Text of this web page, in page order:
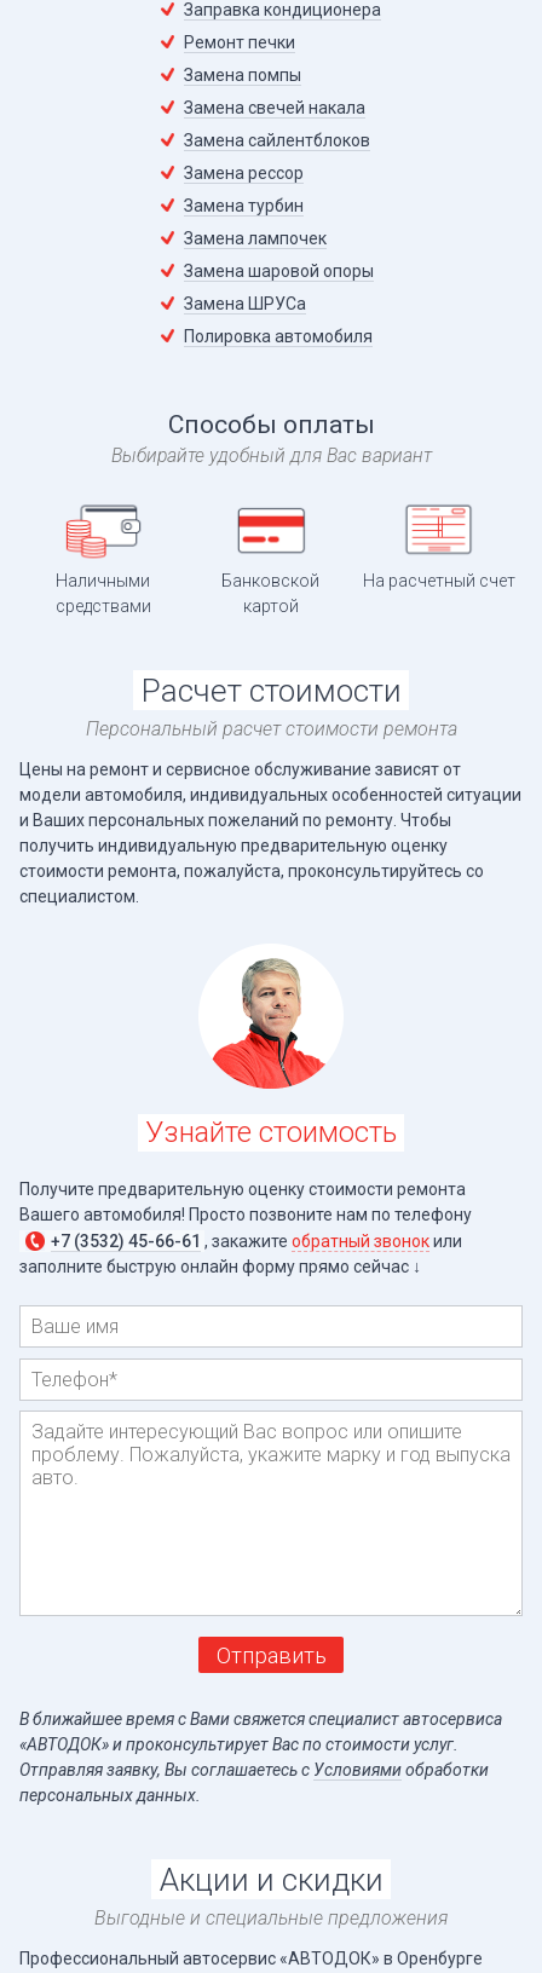
Заправка кондиционера
Ремонт печки
Замена помпы
Замена свечей накала
Замена сайлентблоков
Замена рессор
Замена турбин
Замена лампочек
Замена шаровой опоры
Замена ШРУСа
Полировка автомобиля
Способы оплаты
Выбирайте удобный для Вас вариант
Наличными
средствами
Банковской
картой
На расчетный счет
Расчет стоимости
Персональный расчет стоимости ремонта
Цены на ремонт и сервисное обслуживание зависят от
модели автомобиля, индивидуальных особенностей ситуации
и Ваших персональных пожеланий по ремонту. Чтобы
получить индивидуальную предварительную оценку
стоимости ремонта, пожалуйста, проконсультируйтесь со
специалистом.
Узнайте стоимость
Получите предварительную оценку стоимости ремонта
Вашего автомобиля! Просто позвоните нам по телефону
+7 (3532) 45-66-61 , закажите обратный звонокили
заполните быструю онлайн форму прямо сейчас ↓
Имя
Телефон
Сообщение
Отправить
В ближайшее время с Вами свяжется специалист автосервиса
«АВТОДОК» и проконсультирует Вас по стоимости услуг.
Отправляя заявку, Вы соглашаетесь c Условиямиобработки
персональных данных.
Акции и скидки
Выгодные и специальные предложения
Профессиональный автосервис «АВТОДОК» в Оренбурге